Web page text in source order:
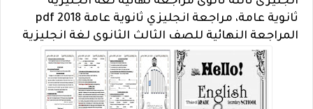
ثانوية عامة، مراجعة انجليزي ثانوية عامة 2018 pdf
المراجعة النهائية للصف الثالث الثانوى لغة انجليزية